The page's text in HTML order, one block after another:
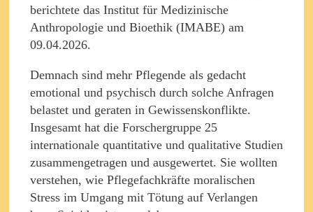
berichtete das Institut für Medizinische
Anthropologie und Bioethik (IMABE) am
09.04.2026.
Demnach sind mehr Pflegende als gedacht
emotional und psychisch durch solche Anfragen
belastet und geraten in Gewissenskonflikte.
Insgesamt hat die Forschergruppe 25
internationale quantitative und qualitative Studien
zusammengetragen und ausgewertet. Sie wollten
verstehen, wie Pflegefachkräfte moralischen
Stress im Umgang mit Tötung auf Verlangen